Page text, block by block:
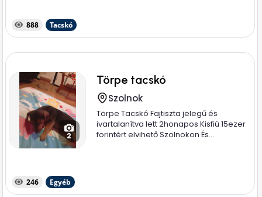
888 Tacskó
2
Törpe tacskó
Szolnok
Törpe Tacskó Fajtiszta jelegű és
ivartalanítva lett 2honapos Kisfiú 15ezer
forintért elvihető Szolnokon És...
246 Egyéb